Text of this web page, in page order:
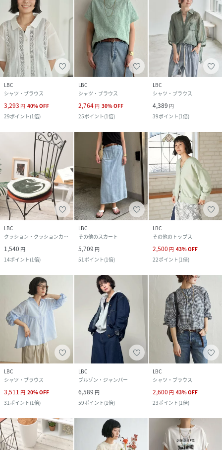
LBC
シャツ・ブラウス
3,293 円 40%OFF
29ポイント(1倍)
LBC
シャツ・ブラウス
2,764 円 30%OFF
25ポイント(1倍)
LBC
シャツ・ブラウス
4,389 円
39ポイント(1倍)
LBC
クッション・クッションカバー
1,540 円
14ポイント(1倍)
LBC
その他のスカート
5,709 円
51 ポイント(1倍)
LBC
その他のトップス
2,500 円 43%OFF
22ポイント(1倍)
LBC
シャツ・ブラウス
3,511 円 20%OFF
31 ポイント(1倍)
LBC
ブルゾン・ジャンパー
6,589 円
59ポイント(1倍)
LBC
シャツ・ブラウス
2,600 円 43%OFF
23ポイント(1倍)